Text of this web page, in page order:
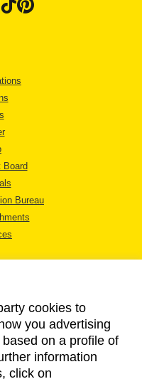
Board
Bureau
cookies to
you advertising
on a profile of
information
click on